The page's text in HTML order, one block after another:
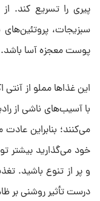
پیری را تسریع کند.
سبزیجات،
پوست معجزه آسا باشد.
این غذا‌ها مملو از
با آسیب‌های ناشی از
می‌کنند؛ بنابراین
خود می‌گذارید بیشتر
و پر از تنوع باشید.
درست تأثیر روشنی بر